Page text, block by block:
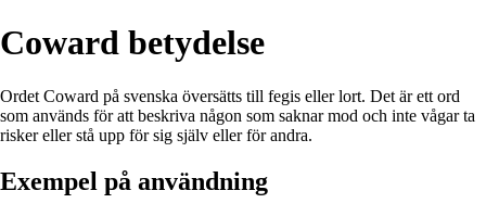
Coward betydelse
Ordet Coward på svenska översätts till fegis eller lort. Det är ett ord
som används för att beskriva någon som saknar mod och inte vågar ta
risker eller stå upp för sig själv eller för andra.
Exempel på användning